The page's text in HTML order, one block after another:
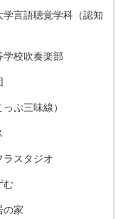
言語聴覚学科（認知
校吹奏楽部
ぷ三味線）
スタジオ
む
家